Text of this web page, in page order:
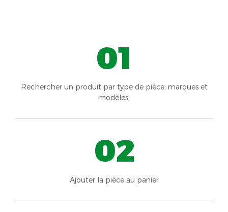
01
Rechercher un produit par type de pièce, marques et
modèles.
02
Ajouter la pièce au panier